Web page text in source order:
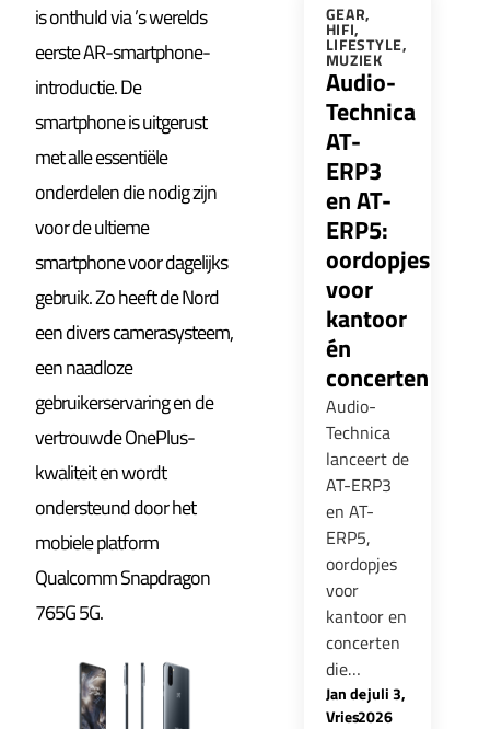
is onthuld via ’s werelds
eerste AR-smartphone-
introductie. De
smartphone is uitgerust
met alle essentiële
onderdelen die nodig zijn
voor de ultieme
smartphone voor dagelijks
gebruik. Zo heeft de Nord
een divers camerasysteem,
een naadloze
gebruikerservaring en de
vertrouwde OnePlus-
kwaliteit en wordt
ondersteund door het
mobiele platform
Qualcomm Snapdragon
765G 5G.
GEAR,
HIFI,
LIFESTYLE,
MUZIEK
Audio-
Technica
AT-
ERP3
en AT-
ERP5:
oordopjes
voor
kantoor
én
concerten
Audio-
Technica
lanceert de
AT-ERP3
en AT-
ERP5,
oordopjes
voor
kantoor en
concerten
die…
Jan de
Vries
-juli 3,
2026